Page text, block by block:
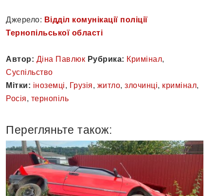
Джерело: Відділ комунікації поліції
Тернопільської області
Автор: Діна Павлюк Рубрика: Кримінал,
Суспільство
Мітки: іноземці, Грузія, житло, злочинці, кримінал,
Росія, тернопіль
Перегляньте також: